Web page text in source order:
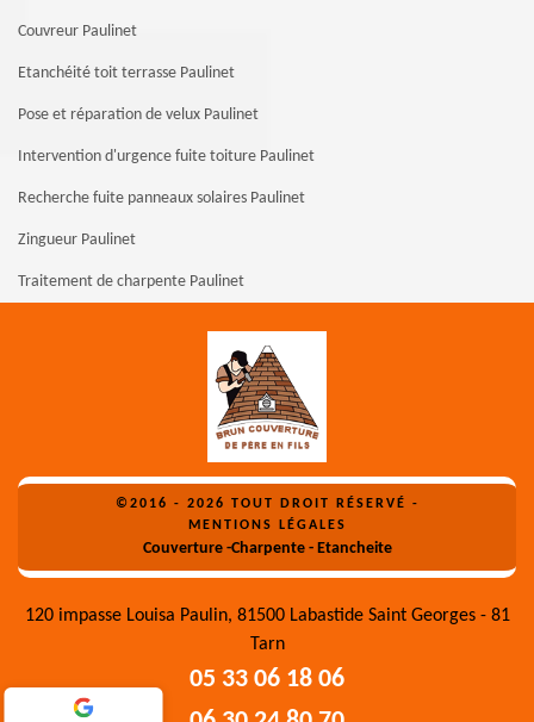
Couvreur Paulinet
Etanchéité toit terrasse Paulinet
Pose et réparation de velux Paulinet
Intervention d'urgence fuite toiture Paulinet
Recherche fuite panneaux solaires Paulinet
Zingueur Paulinet
Traitement de charpente Paulinet
©2016 - 2026 TOUT DROIT RÉSERVÉ -
MENTIONS LÉGALES
Couverture -Charpente - Etancheite
120 impasse Louisa Paulin, 81500 Labastide Saint Georges - 81
Tarn
05 33 06 18 06